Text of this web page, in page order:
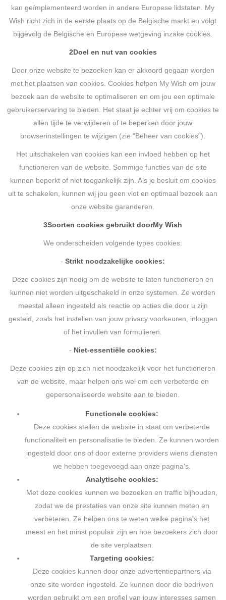
kan geïmplementeerd worden in andere Europese lidstaten. My
Wish richt zich in de eerste plaats op de Belgische markt en volgt
bijgevolg de Belgische en Europese wetgeving inzake cookies.
2Doel en nut van cookies
Door onze website te bezoeken kan er akkoord gegaan worden
met het plaatsen van cookies. Cookies helpen My Wish om jouw
bezoek aan de website te optimaliseren en om jou een optimale
gebruikerservaring te bieden. Het staat je echter vrij om cookies te
allen tijde te verwijderen of te beperken door jouw
browserinstellingen te wijzigen (zie "Beheer van cookies").
Het uitschakelen van cookies kan een invloed hebben op het
functioneren van de website. Sommige functies van de site
kunnen beperkt of niet toegankelijk zijn. Als je besluit om cookies
uit te schakelen, kunnen wij jou geen vlot en optimaal bezoek aan
onze website garanderen.
3Soorten cookies gebruikt doorMy Wish
We onderscheiden volgende types cookies:
-Strikt noodzakelijke cookies:
Deze cookies zijn nodig om de website te laten functioneren en
kunnen niet worden uitgeschakeld in onze systemen. Ze worden
meestal alleen ingesteld als reactie op acties die door u zijn
gesteld, zoals het instellen van jouw privacy voorkeuren, inloggen
of het invullen van formulieren.
- Niet-essentiële cookies:
Deze cookies zijn op zich niet noodzakelijk voor het functioneren
van de website, maar helpen ons wel om een verbeterde en
gepersonaliseerde website aan te bieden.
Functionele cookies:
Deze cookies stellen de website in staat om verbeterde
functionaliteit en personalisatie te bieden. Ze kunnen worden
ingesteld door ons of door externe providers wiens diensten
we hebben toegevoegd aan onze pagina's.
Analytische cookies:
Met deze cookies kunnen we bezoeken en traffic bijhouden,
zodat we de prestaties van onze site kunnen meten en
verbeteren. Ze helpen ons te weten welke pagina's het
meest en het minst populair zijn en hoe bezoekers zich door
de site verplaatsen.
Targeting cookies:
Deze cookies kunnen door onze advertentiepartners via
onze site worden ingesteld. Ze kunnen door die bedrijven
worden gebruikt om een profiel van jouw interesses samen